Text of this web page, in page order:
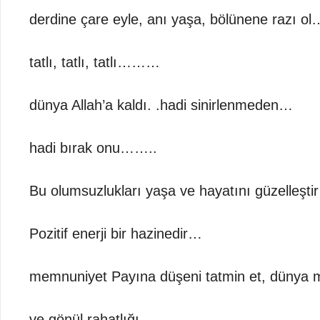
derdine çare eyle, anı yaşa, bölünene razı
tatlı, tatlı, tatlı………
dünya Allah’a kaldı. .hadi sinirlenmeden…
hadi bırak onu……..
Bu olumsuzlukları yaşa ve hayatını
Pozitif enerji bir hazinedir…
memnuniyet Payına düşeni tatmin et, dünya